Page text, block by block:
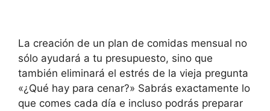
La creación de un plan de comidas mensual no
sólo ayudará a tu presupuesto, sino que
también eliminará el estrés de la vieja pregunta
«¿Qué hay para cenar?» Sabrás exactamente lo
que comes cada día e incluso podrás preparar